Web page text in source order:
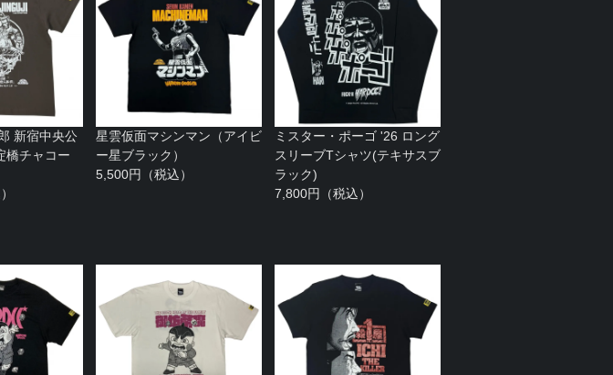
新宿中央公
橋チャコー
星雲仮面マシンマン（アイビ
ー星ブラック）
5,500円（税込）
ミスター・ポーゴ '26 ロング
スリーブTシャツ(テキサスブ
ラック)
7,800円（税込）